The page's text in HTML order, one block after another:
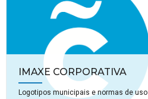
IMAXE CORPORATIVA
Logotipos municipais e normas de uso